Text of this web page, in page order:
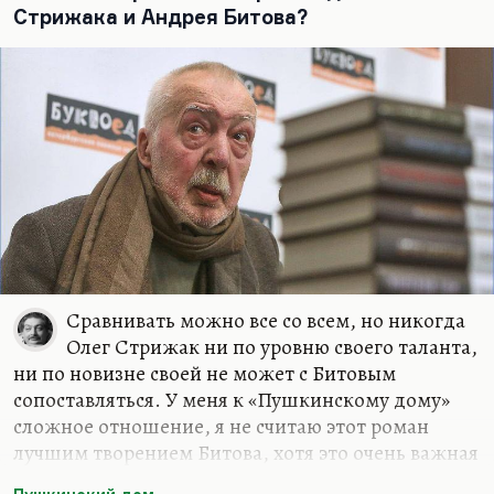
Стрижака и Андрея Битова?
Сравнивать можно все со всем, но никогда
Олег Стрижак ни по уровню своего таланта,
ни по новизне своей не может с Битовым
сопоставляться. У меня к «Пушкинскому дому»
сложное отношение, я не считаю этот роман
лучшим творением Битова, хотя это очень важная